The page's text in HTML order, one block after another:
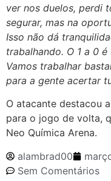
ver nos duelos, perdi
segurar, mas na
Isso não dá
trabalhando. O 1 a 0
Vamos trabalhar
para a gente acertar
O atacante destacou
para o jogo de volta,
Neo Química Arena.
alambrad00
Sem Comentários